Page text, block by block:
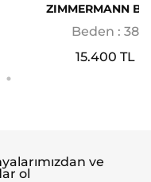
ZIMMERMANN
Beden : 38
15.400 TL
ve
ol